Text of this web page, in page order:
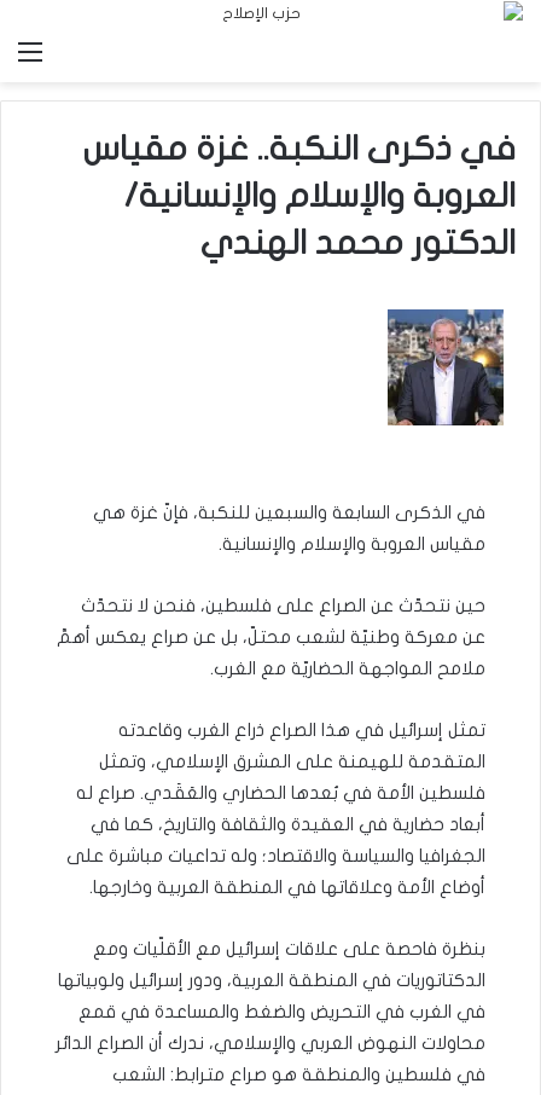
في ذكرى النكبة.. غزة مقياس
العروبة والإسلام والإنسانية/
الدكتور محمد الهندي
في الذكرى السابعة والسبعين للنكبة، فإنّ غزة هي
مقياس العروبة والإسلام والإنسانية.
حين نتحدّث عن الصراع على فلسطين، فنحن لا نتحدّث
عن معركة وطنيّة لشعب محتلّ، بل عن صراع يعكس أهمَّ
ملامح المواجهة الحضاريّة مع الغرب.
تمثل إسرائيل في هذا الصراع ذراع الغرب وقاعدته
المتقدمة للهيمنة على المشرق الإسلامي، وتمثل
فلسطين الأمة في بُعدها الحضاري والعَقَدي. صراع له
أبعاد حضارية في العقيدة والثقافة والتاريخ، كما في
الجغرافيا والسياسة والاقتصاد؛ وله تداعيات مباشرة على
أوضاع الأمة وعلاقاتها في المنطقة العربية وخارجها.
بنظرة فاحصة على علاقات إسرائيل مع الأقلّيات ومع
الدكتاتوريات في المنطقة العربية، ودور إسرائيل ولوبياتها
في الغرب في التحريض والضغط والمساعدة في قمع
محاولات النهوض العربي والإسلامي، ندرك أن الصراع الدائر
في فلسطين والمنطقة هو صراع مترابط: الشعب